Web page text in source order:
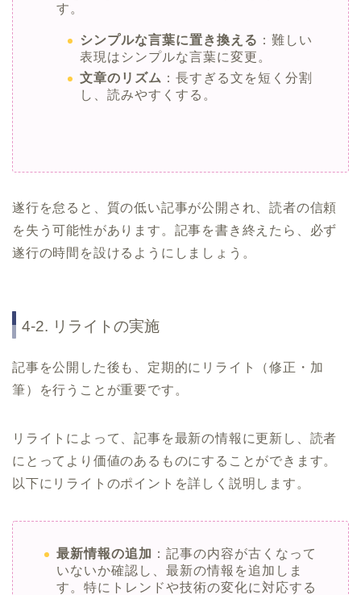
す。
シンプルな言葉に置き換える ：難しい
表現はシンプルな言葉に変更。
文章のリズム ：長すぎる文を短く分割
し、読みやすくする。
遂行を怠ると、質の低い記事が公開され、読者の信頼
を失う可能性があります。記事を書き終えたら、必ず
遂行の時間を設けるようにしましょう。
4-2. リライトの実施
記事を公開した後も、定期的にリライト（修正・加
筆）を行うことが重要です。
リライトによって、記事を最新の情報に更新し、読者
にとってより価値のあるものにすることができます。
以下にリライトのポイントを詳しく説明します。
最新情報の追加 ：記事の内容が古くなって
いないか確認し、最新の情報を追加しま
す。特にトレンドや技術の変化に対応する